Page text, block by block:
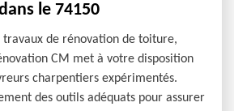
le 74150
travaux de rénovation de toiture,
CM met à votre disposition
charpentiers expérimentés.
des outils adéquats pour assurer